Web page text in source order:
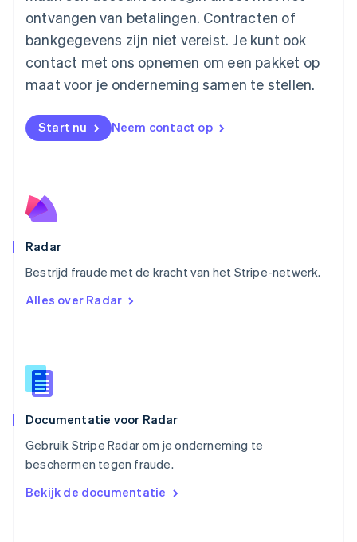
ontvangen van betalingen. Contracten of
bankgegevens zijn niet vereist. Je kunt ook
contact met ons opnemen om een pakket op
maat voor je onderneming samen te stellen.
Start nu Neem contact op
Radar
Bestrijd fraude met de kracht van het Stripe-netwerk.
Alles over Radar
Documentatie voor Radar
Gebruik Stripe Radar om je onderneming te
beschermen tegen fraude.
Bekijk de documentatie
EspañolEnglish
Nederland
NederlandsEnglish
Nieuw-Zeeland
English
Noorwegen
Oostenrijk
DeutschEnglish
Português
Roemenië
Singapore
English简体中文
EnglishItaliano
Español
Thailand
Tsjechië
Vasteland van China
简体中文English
English